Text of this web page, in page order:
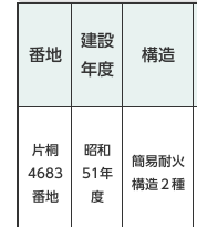
番地
建設
年度
構造
片桐
4683
番地
昭和
51年
度
簡易耐火
構造２種